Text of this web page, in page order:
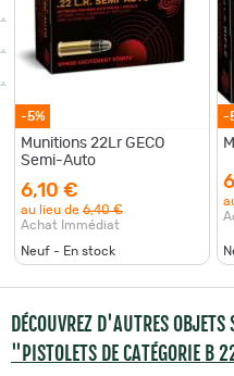
-5%
Munitions 22Lr GECO
Semi-Auto
6,10 €
au lieu de 6,40 €
Achat Immédiat
Neuf - En stock
-
DÉCOUVREZ D'AUTRES
"PISTOLETS DE CATÉGORIE B